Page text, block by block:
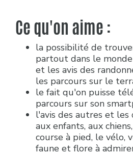
Ce qu'on aime :
la possibilité de
partout dans le
et les avis des
les parcours sur le
le fait qu'on puisse
parcours sur son
l'avis des autres et les
aux enfants, aux
course à pied, le vélo,
faune et flore à